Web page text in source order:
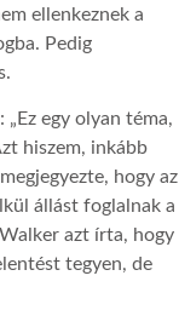
ellenkeznek a
Pedig
egy olyan téma,
hiszem, inkább
hogy az
állást foglalnak a
azt írta, hogy
tegyen, de